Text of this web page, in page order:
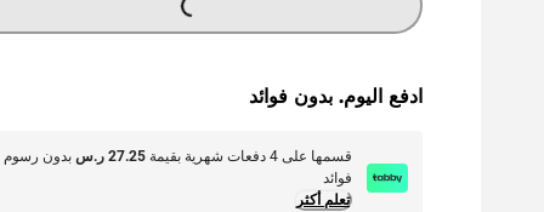
ادفع اليوم. بدون فوائد
قسمها على 4 دفعات شهرية بقيمة 27.25 ر.س
بدون رسوم
فوائد
تعلم أكثر